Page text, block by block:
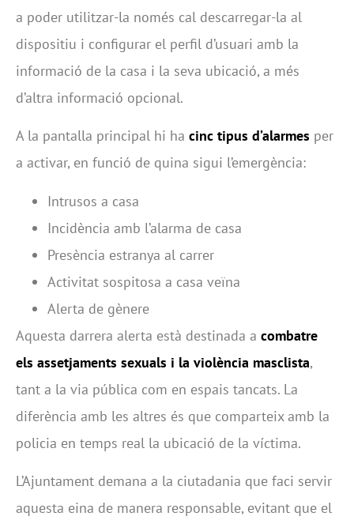
a poder utilitzar-la només cal descarregar-la al
dispositiu i configurar el perfil d’usuari amb la
informació de la casa i la seva ubicació, a més
d’altra informació opcional.
A la pantalla principal hi ha cinc tipus d’alarmes per
a activar, en funció de quina sigui l’emergència:
Intrusos a casa
Incidència amb l’alarma de casa
Presència estranya al carrer
Activitat sospitosa a casa veïna
Alerta de gènere
Aquesta darrera alerta està destinada a combatre
els assetjaments sexuals i la violència masclista,
tant a la via pública com en espais tancats. La
diferència amb les altres és que comparteix amb la
policia en temps real la ubicació de la víctima.
L’Ajuntament demana a la ciutadania que faci servir
aquesta eina de manera responsable, evitant que el